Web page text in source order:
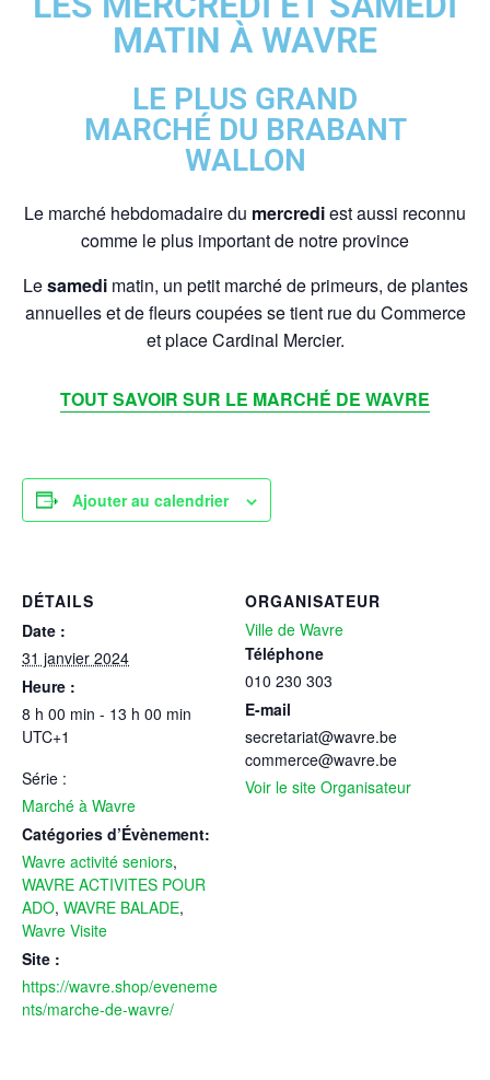
MATIN À WAVRE
LE PLUS GRAND
MARCHÉ DU BRABANT
WALLON
Le marché hebdomadaire du mercrediest aussi reconnu
comme le plus important de notre province
Lesamedimatin, un petit marché de primeurs, de plantes
annuelles et de fleurs coupées se tient rue du Commerce
et place Cardinal Mercier.
TOUT SAVOIR SUR LE MARCHÉ DE WAVRE
Ajouter au calendrier
DÉTAILS
Date :
31 janvier 2024
Heure :
8 h 00 min - 13 h 00 min
UTC+1
Série :
Marché à Wavre
Catégories d’Évènement:
Wavre activité seniors,
WAVRE ACTIVITES POUR
ADO, WAVRE BALADE,
Wavre Visite
Site :
https://wavre.shop/eveneme
nts/marche-de-wavre/
ORGANISATEUR
Ville de Wavre
Téléphone
010 230 303
E-mail
secretariat@wavre.be
commerce@wavre.be
Voir le site Organisateur